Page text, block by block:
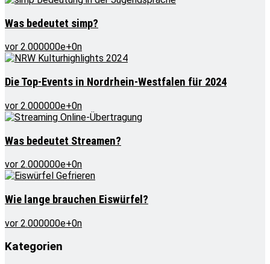
Was bedeutet simp?
vor 2.000000e+0n
Die Top-Events in Nordrhein-Westfalen für 2024
vor 2.000000e+0n
Was bedeutet Streamen?
vor 2.000000e+0n
Wie lange brauchen Eiswürfel?
vor 2.000000e+0n
Kategorien